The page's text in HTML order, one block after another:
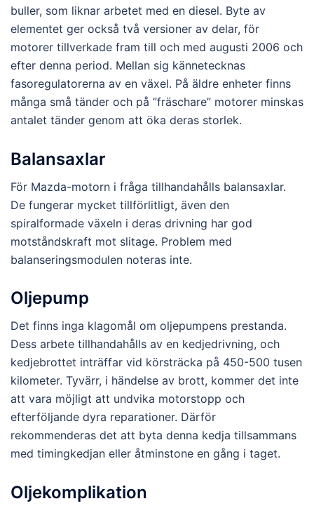
buller, som liknar arbetet med en diesel. Byte av
elementet ger också två versioner av delar, för
motorer tillverkade fram till och med augusti 2006 och
efter denna period. Mellan sig kännetecknas
fasoregulatorerna av en växel. På äldre enheter finns
många små tänder och på ”fräschare” motorer minskas
antalet tänder genom att öka deras storlek.
Balansaxlar
För Mazda-motorn i fråga tillhandahålls balansaxlar.
De fungerar mycket tillförlitligt, även den
spiralformade växeln i deras drivning har god
motståndskraft mot slitage. Problem med
balanseringsmodulen noteras inte.
Oljepump
Det finns inga klagomål om oljepumpens prestanda.
Dess arbete tillhandahålls av en kedjedrivning, och
kedjebrottet inträffar vid körsträcka på 450-500 tusen
kilometer. Tyvärr, i händelse av brott, kommer det inte
att vara möjligt att undvika motorstopp och
efterföljande dyra reparationer. Därför
rekommenderas det att byta denna kedja tillsammans
med timingkedjan eller åtminstone en gång i taget.
Oljekomplikation